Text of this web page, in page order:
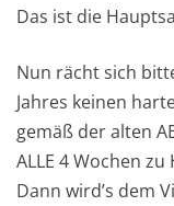
Das ist die
Nun rächt sich
Jahres keinen
gemäß der alten
ALLE 4 Wochen
Dann wird’s dem